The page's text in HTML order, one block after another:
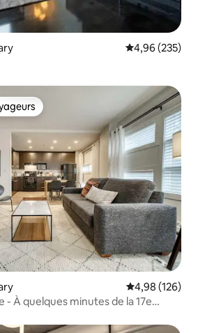
Note
4,96 (235)
parmi les plus aimés
Note
4,98 (126)
À quelques minutes de la 17e